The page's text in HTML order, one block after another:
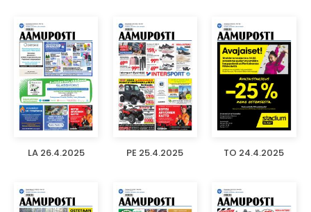
LA 26.4.2025 PE 25.4.2025 TO 24.4.2025